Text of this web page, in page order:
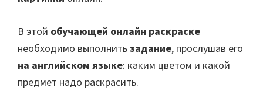
В этой обучающей онлайн раскраске
необходимо выполнитьзадание, прослушав его
на английском языке: каким цветом и какой
предмет надо раскрасить.